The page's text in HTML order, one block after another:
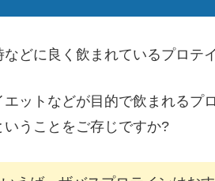
などに良く飲まれているプロテ
エットなどが目的で飲まれる
いうことをご存じですか?